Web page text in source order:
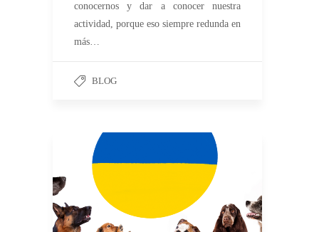
conocernos y dar a conocer nuestra
actividad, porque eso siempre redunda en
más…
BLOG